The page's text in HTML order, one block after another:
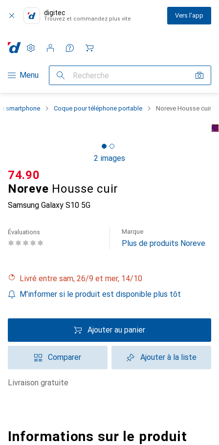
digitec
Trouvez et commandez plus vite Vers l'app
Navigation par catégorie
Menu Recherche
Paramètres
Compte client
Listes de comparaison
Listes d'envies
Panier
smartphone Coque pour téléphone portable Noreve Housse cuir
2 images
Noreve Housse cuir
Samsung Galaxy S10 5G
CHF
74.90
Évaluations Marque
Plus de produits Noreve
Livré entre sam, 26/9 et mer, 14/10
M'informer si le produit est disponible plus tôt
Ajouter au panier
Comparer Ajouter à la liste
livraison gratuite
Informations sur le produit